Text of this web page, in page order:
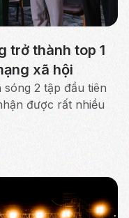
trở thành top 1
xã hội
2 tập đầu tiên
được rất nhiều